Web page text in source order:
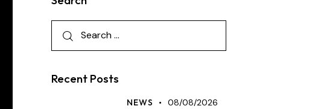
Recent Posts
NEWS 08/08/2026